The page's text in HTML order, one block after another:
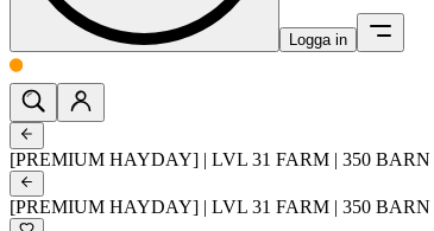
Logga in
[PREMIUM HAYDAY] | LVL 31 FARM | 350
[PREMIUM HAYDAY] | LVL 31 FARM | 350